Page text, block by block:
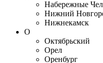
Набережные
Нижний
Нижнекамск
О
Октябрьский
Орел
Оренбург